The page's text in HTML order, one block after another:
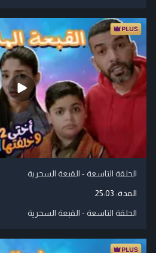
الحلقة التاسعة - القبعة السحرية
المدة: 25:03
الحلقة التاسعة - القبعة السحرية